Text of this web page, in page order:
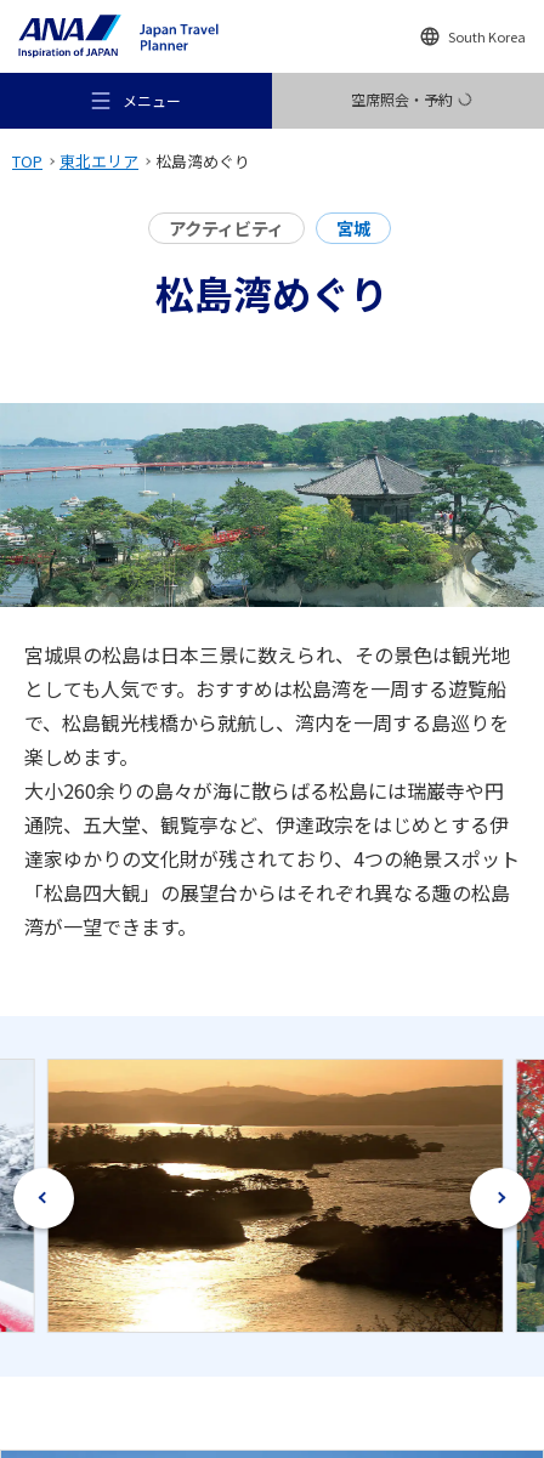
South Korea
メニュー 空席照会・予約
おすすめの旅
行き先
旅のお役立ち情報
閉じる
TOP 東北エリア 松島湾めぐり
アクティビティ 宮城
松島湾めぐり
宮城県の松島は日本三景に数えられ、その景色は観光地
としても人気です。おすすめは松島湾を一周する遊覧船
で、松島観光桟橋から就航し、湾内を一周する島巡りを
楽しめます。
大小260余りの島々が海に散らばる松島には瑞巌寺や円
通院、五大堂、観覧亭など、伊達政宗をはじめとする伊
達家ゆかりの文化財が残されており、4つの絶景スポット
「松島四大観」の展望台からはそれぞれ異なる趣の松島
湾が一望できます。